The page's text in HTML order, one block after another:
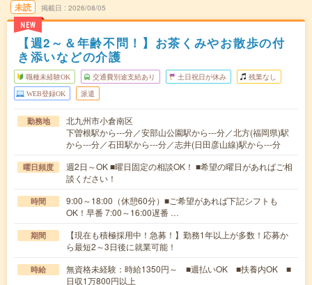
未読
NEW
掲載日 2026/08/05
【週2～＆年齢不問！】お茶くみやお散歩の付
き添いなどの介護
職種未経験OK 交通費別途支給あり 土日祝日が休み 残業なし
WEB登録OK 派遣
勤務地
北九州市小倉南区
下曽根駅から---分／安部山公園駅から---分／北方(福岡県)駅
から---分／石田駅から---分／志井(日田彦山線)駅から---分
曜日頻度
週2日～OK ■曜日固定の相談OK！ ■希望の曜日があればご相
談ください！
時間
9:00～18:00（休憩60分）■ご希望があれば下記シフトも
OK！早番 7:00～16:00遅番 …
期間
【現在も積極採用中！急募！】勤務1年以上が多数！応募か
ら最短2～3日後に就業可能！
時給
無資格未経験：時給1350円～ ■週払いOK ■扶養内OK ■
日収1万800円以上